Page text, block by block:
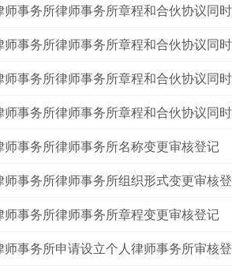
师事务所律师事务所章程和合伙协议同
师事务所律师事务所章程和合伙协议同
师事务所律师事务所章程和合伙协议同
师事务所律师事务所章程和合伙协议同
师事务所律师事务所名称变更审核登记
师事务所律师事务所组织形式变更审核
师事务所律师事务所章程变更审核登记
师事务所申请设立个人律师事务所审核